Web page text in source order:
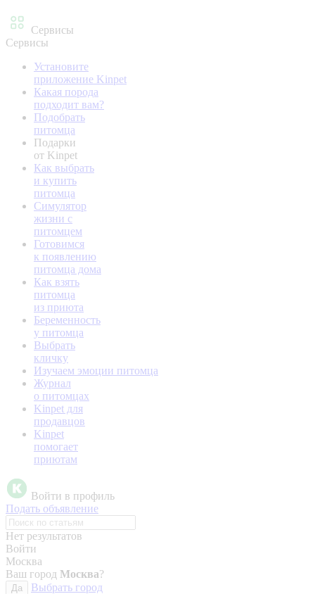
Сервисы
Сервисы
Установите
приложение Kinpet
Какая порода
подходит вам?
Подобрать
питомца
Подарки
от Kinpet
Как выбрать
и купить
питомца
Симулятор
жизни с
питомцем
Готовимся
к появлению
питомца дома
Как взять
питомца
из приюта
Беременность
у питомца
Выбрать
кличку
Изучаем эмоции питомца
Журнал
о питомцах
Kinpet для
продавцов
Kinpet
помогает
приютам
Войти в профиль
Подать объявление
Нет результатов
Войти
Москва
Ваш город Москва?
Да
Выбрать город